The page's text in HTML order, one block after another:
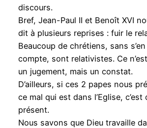
discours.
Bref, Jean-Paul II et Benoît XVI
dit à plusieurs reprises : fuir le
Beaucoup de chrétiens, sans
compte, sont relativistes. Ce
un jugement, mais un constat.
D’ailleurs, si ces 2 papes nous
ce mal qui est dans l’Eglise, c’est
présent.
Nous savons que Dieu travaille